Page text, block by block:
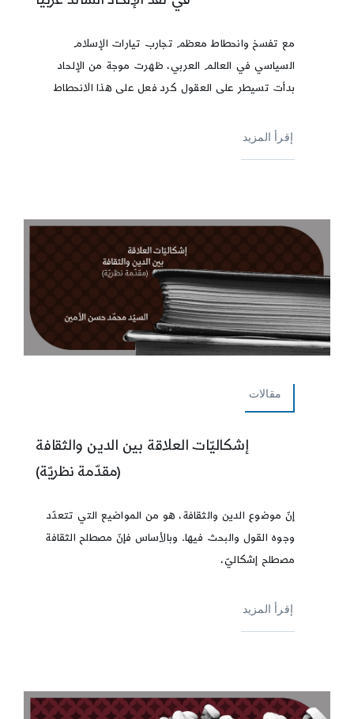
مع تفسخ وانحطاط معظم تجارب تيارات الإسلام
السياسي في العالم العربي، ظهرت موجة من الإلحاد
بدأت تسيطر على العقول كرد فعل على هذا الانحطاط
إقرأ المزيد
مقالات
إشكاليّات العلاقة بين الدين والثقافة
(مقدّمة نظريّة)
إنّ موضوع الدين والثقافة، هو من المواضيع التي تتعدّد
وجوه القول والبحث فيها. وبالأساس فإنّ مصطلح الثقافة
مصطلح إشكاليّ،
إقرأ المزيد